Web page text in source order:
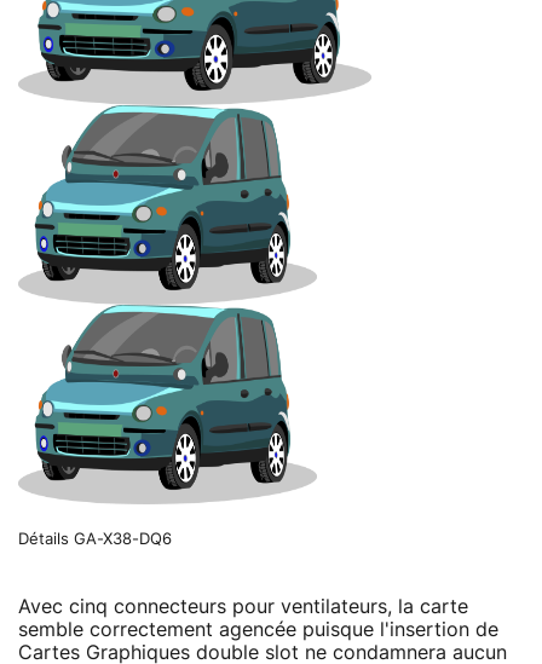
Détails GA-X38-DQ6
Avec cinq connecteurs pour ventilateurs, la carte
semble correctement agencée puisque l'insertion de
Cartes Graphiques double slot ne condamnera aucun